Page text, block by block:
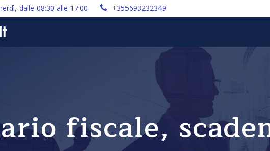
dalle 08:30 alle 17:00 +355693232349
fiscale,